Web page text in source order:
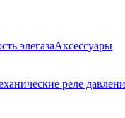
элегазаАксессуары
реле